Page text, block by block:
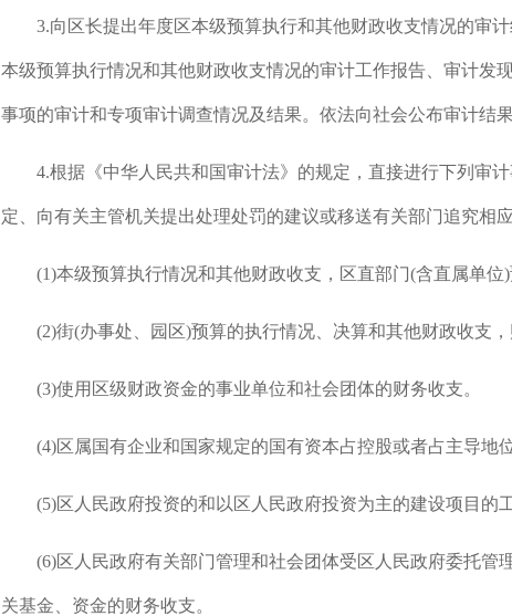
3.向区长提出年度区本级预算执行和其他财政收支情况的审
本级预算执行情况和其他财政收支情况的审计工作报告、审计发
事项的审计和专项审计调查情况及结果。依法向社会公布审计结
4.根据《中华人民共和国审计法》的规定，直接进行下列审
定、向有关主管机关提出处理处罚的建议或移送有关部门追究相
(1)本级预算执行情况和其他财政收支，区直部门(含直属单位
(2)街(办事处、园区)预算的执行情况、决算和其他财政收支，
(3)使用区级财政资金的事业单位和社会团体的财务收支。
(4)区属国有企业和国家规定的国有资本占控股或者占主导地
(5)区人民政府投资的和以区人民政府投资为主的建设项目的
(6)区人民政府有关部门管理和社会团体受区人民政府委托
关基金、资金的财务收支。